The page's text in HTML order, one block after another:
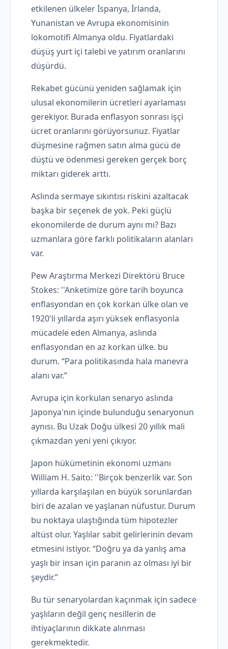
etkilenen ülkeler İspanya, İrlanda,
Yunanistan ve Avrupa ekonomisinin
lokomotifi Almanya oldu. Fiyatlardaki
düşüş yurt içi talebi ve yatırım oranlarını
düşürdü.
Rekabet gücünü yeniden sağlamak için
ulusal ekonomilerin ücretleri ayarlaması
gerekiyor. Burada enflasyon sonrası işçi
ücret oranlarını görüyorsunuz. Fiyatlar
düşmesine rağmen satın alma gücü de
düştü ve ödenmesi gereken gerçek borç
miktarı giderek arttı.
Aslında sermaye sıkıntısı riskini azaltacak
başka bir seçenek de yok. Peki güçlü
ekonomilerde de durum aynı mı? Bazı
uzmanlara göre farklı politikaların alanları
var.
Pew Araştırma Merkezi Direktörü Bruce
Stokes: ''Anketimize göre tarih boyunca
enflasyondan en çok korkan ülke olan ve
1920'li yıllarda aşırı yüksek enflasyonla
mücadele eden Almanya, aslında
enflasyondan en az korkan ülke. bu
durum. “Para politikasında hala manevra
alanı var.”
Avrupa için korkulan senaryo aslında
Japonya'nın içinde bulunduğu senaryonun
aynısı. Bu Uzak Doğu ülkesi 20 yıllık mali
çıkmazdan yeni yeni çıkıyor.
Japon hükümetinin ekonomi uzmanı
William H. Saito: ''Birçok benzerlik var. Son
yıllarda karşılaşılan en büyük sorunlardan
biri de azalan ve yaşlanan nüfustur. Durum
bu noktaya ulaştığında tüm hipotezler
altüst olur. Yaşlılar sabit gelirlerinin devam
etmesini istiyor. “Doğru ya da yanlış ama
yaşlı bir insan için paranın az olması iyi bir
şeydir.”
Bu tür senaryolardan kaçınmak için sadece
yaşlıların değil genç nesillerin de
ihtiyaçlarının dikkate alınması
gerekmektedir.